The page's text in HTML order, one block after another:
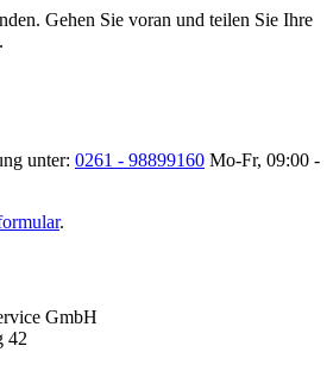
Gehen Sie voran und teilen Sie Ihre
unter: 0261 - 98899160 Mo-Fr, 09:00 -
.
GmbH
42